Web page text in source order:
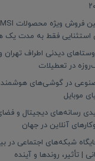
فقط به مدت یک
دیدنی اطراف تهران
در تعطیلات
موبایل
رسانه‌های دیجیتال و
آنلاین در جهان
شبکه‌های اجتماعی در
| تأثیر، روندها و آینده